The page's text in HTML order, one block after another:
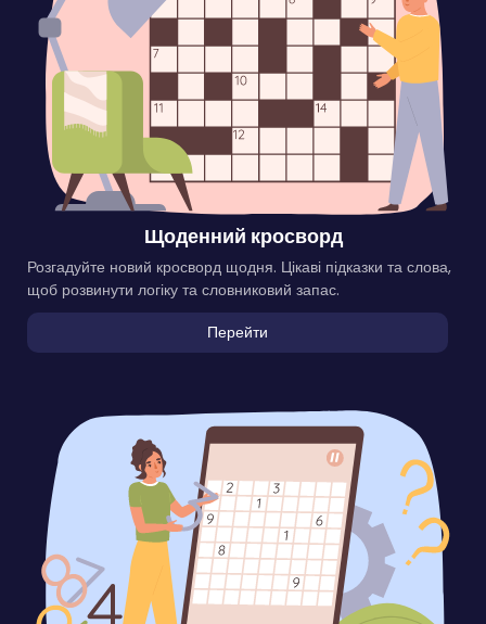
Щоденний кросворд
Розгадуйте новий кросворд щодня. Цікаві підказки та слова,
щоб розвинути логіку та словниковий запас.
Перейти